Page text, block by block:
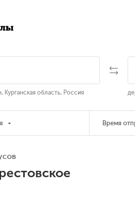
область, Россия
Время